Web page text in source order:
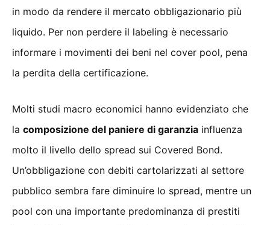
in modo da rendere il mercato obbligazionario più
liquido. Per non perdere il labeling è necessario
informare i movimenti dei beni nel cover pool, pena
la perdita della certificazione.
Molti studi macro economici hanno evidenziato che
la composizione del paniere di garanzia influenza
molto il livello dello spread sui Covered Bond.
Un’obbligazione con debiti cartolarizzati al settore
pubblico sembra fare diminuire lo spread, mentre un
pool con una importante predominanza di prestiti